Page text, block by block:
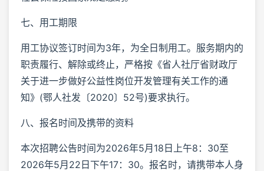
七、用工期限
用工协议签订时间为3年，为全日制用工。服务期内的
职责履行、解除或终止，严格按《省人社厅省财政厅
关于进一步做好公益性岗位开发管理有关工作的通
知》(鄂人社发〔2020〕52号)要求执行。
八、报名时间及携带的资料
本次招聘公告时间为2026年5月18日上午8：30至
2026年5月22日下午17：30。报名时，请携带本人身